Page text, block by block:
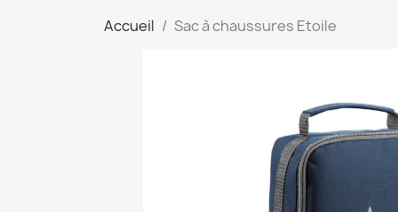
Accueil Sac à chaussures Etoile